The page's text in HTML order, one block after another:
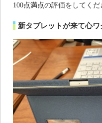
100点満点の評価をしてくだ
新タブレットが来て心ワ